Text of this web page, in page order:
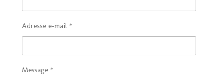
Adresse e-mail *
Message *